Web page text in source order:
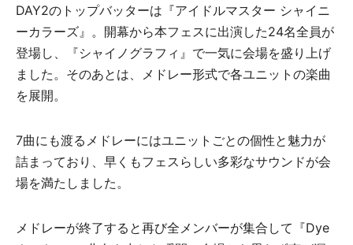
DAY2のトップバッターは『アイドルマスター シャイニ
ーカラーズ』。開幕から本フェスに出演した24名全員が
登場し、『シャイノグラフィ』で一気に会場を盛り上げ
ました。そのあとは、メドレー形式で各ユニットの楽曲
を展開。
7曲にも渡るメドレーにはユニットごとの個性と魅力が
詰まっており、早くもフェスらしい多彩なサウンドが会
場を満たしました。
メドレーが終了すると再び全メンバーが集合して『Dye